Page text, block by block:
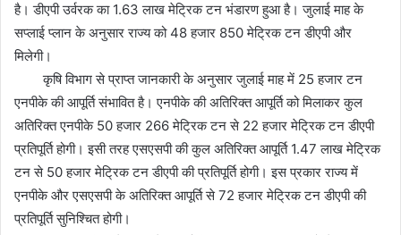
है। डीएपी उर्वरक का 1.63 लाख मेट्रिक टन भंडारण हुआ है। जुलाई माह के
सप्लाई प्लान के अनुसार राज्य को 48 हजार 850 मेट्रिक टन डीएपी और
मिलेगी।
कृषि विभाग से प्राप्त जानकारी के अनुसार जुलाई माह में 25 हजार टन
एनपीके की आपूर्ति संभावित है। एनपीके की अतिरिक्त आपूर्ति को मिलाकर कुल
अतिरिक्त एनपीके 50 हजार 266 मेट्रिक टन से 22 हजार मेट्रिक टन डीएपी
प्रतिपूर्ति होगी। इसी तरह एसएसपी की कुल अतिरिक्त आपूर्ति 1.47 लाख मेट्रिक
टन से 50 हजार मेट्रिक टन डीएपी की प्रतिपूर्ति होगी। इस प्रकार राज्य में
एनपीके और एसएसपी के अतिरिक्त आपूर्ति से 72 हजार मेट्रिक टन डीएपी की
प्रतिपूर्ति सुनिश्चित होगी।